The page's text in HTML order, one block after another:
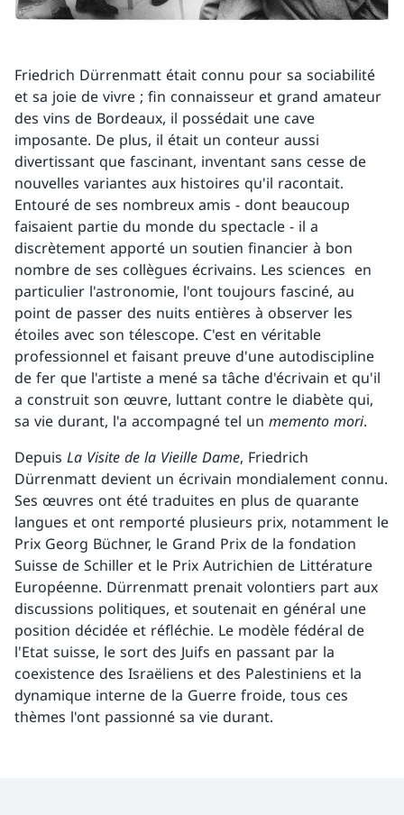
Friedrich Dürrenmatt était connu pour sa sociabilité
et sa joie de vivre ; fin connaisseur et grand amateur
des vins de Bordeaux, il possédait une cave
imposante. De plus, il était un conteur aussi
divertissant que fascinant, inventant sans cesse de
nouvelles variantes aux histoires qu'il racontait.
Entouré de ses nombreux amis - dont beaucoup
faisaient partie du monde du spectacle - il a
discrètement apporté un soutien financier à bon
nombre de ses collègues écrivains. Les sciences en
particulier l'astronomie, l'ont toujours fasciné, au
point de passer des nuits entières à observer les
étoiles avec son télescope. C'est en véritable
professionnel et faisant preuve d'une autodiscipline
de fer que l'artiste a mené sa tâche d'écrivain et qu'il
a construit son œuvre, luttant contre le diabète qui,
sa vie durant, l'a accompagné tel un memento mori.
Depuis La Visite de la Vieille Dame, Friedrich
Dürrenmatt devient un écrivain mondialement connu.
Ses œuvres ont été traduites en plus de quarante
langues et ont remporté plusieurs prix, notamment le
Prix Georg Büchner, le Grand Prix de la fondation
Suisse de Schiller et le Prix Autrichien de Littérature
Européenne. Dürrenmatt prenait volontiers part aux
discussions politiques, et soutenait en général une
position décidée et réfléchie. Le modèle fédéral de
l'Etat suisse, le sort des Juifs en passant par la
coexistence des Israëliens et des Palestiniens et la
dynamique interne de la Guerre froide, tous ces
thèmes l'ont passionné sa vie durant.